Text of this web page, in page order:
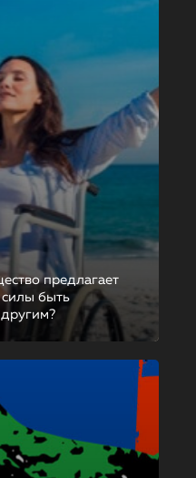
предлагает
силы быть